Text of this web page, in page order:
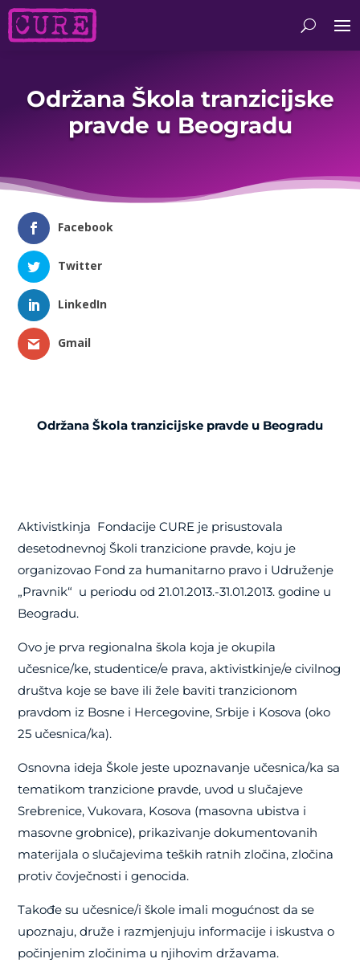
Održana Škola tranzicijske
pravde u Beogradu
Facebook
Twitter
LinkedIn
Gmail
Održana Škola tranzicijske pravde u Beogradu
Aktivistkinja Fondacije CURE je prisustovala
desetodnevnoj Školi tranzicione pravde, koju je
organizovao Fond za humanitarno pravo i Udruženje
„Pravnik“ u periodu od 21.01.2013.-31.01.2013. godine u
Beogradu.
Ovo je prva regionalna škola koja je okupila
učesnice/ke, studentice/e prava, aktivistkinje/e civilnog
društva koje se bave ili žele baviti tranzicionom
pravdom iz Bosne i Hercegovine, Srbije i Kosova (oko
25 učesnica/ka).
Osnovna ideja Škole jeste upoznavanje učesnica/ka sa
tematikom tranzicione pravde, uvod u slučajeve
Srebrenice, Vukovara, Kosova (masovna ubistva i
masovne grobnice), prikazivanje dokumentovanih
materijala o slučajevima teških ratnih zločina, zločina
protiv čovječnosti i genocida.
Takođe su učesnice/i škole imali mogućnost da se
upoznaju, druže i razmjenjuju informacije i iskustva o
počinjenim zločinima u njihovim državama.